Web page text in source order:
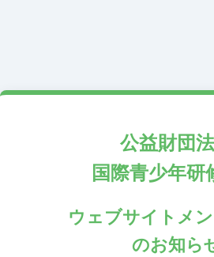
公益財団
国際青少年研
ウェブサイトメ
のお知ら